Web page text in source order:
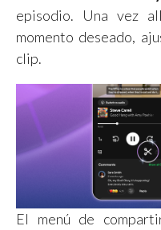
episodio. Una vez
momento deseado,
clip.
El menú de